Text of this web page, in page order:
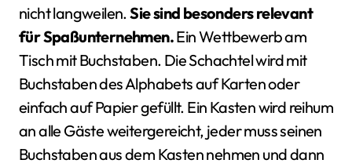
nicht langweilen.Sie sind besonders relevant
für Spaßunternehmen.Ein Wettbewerb am
Tisch mit Buchstaben. Die Schachtel wird mit
Buchstaben des Alphabets auf Karten oder
einfach auf Papier gefüllt. Ein Kasten wird reihum
an alle Gäste weitergereicht, jeder muss seinen
Buchstaben aus dem Kasten nehmen und dann